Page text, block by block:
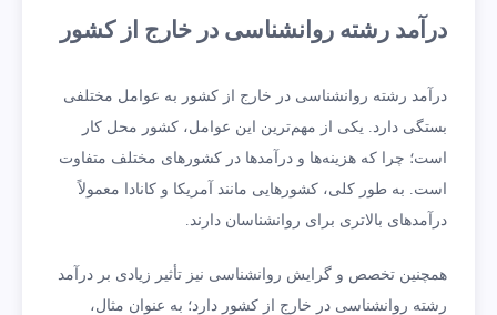
درآمد رشته روانشناسی در خارج از کشور
درآمد رشته روانشناسی در خارج از کشور به عوامل مختلفی
بستگی دارد. یکی از مهم‌ترین این عوامل، کشور محل کار
است؛ چرا که هزینه‌ها و درآمدها در کشورهای مختلف متفاوت
است. به طور کلی، کشورهایی مانند آمریکا و کانادا معمولاً
درآمدهای بالاتری برای روانشناسان دارند.
همچنین تخصص و گرایش روانشناسی نیز تأثیر زیادی بر درآمد
رشته روانشناسی در خارج از کشور دارد؛ به عنوان مثال،